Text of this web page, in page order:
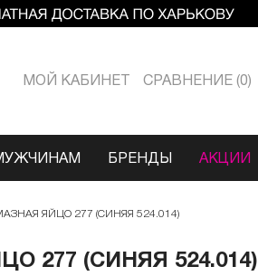
МОЙ КАБИНЕТ СРАВНЕНИЕ 0
БРЕНДЫ АКЦИИ
ЯЙЦО 277 (СИНЯЯ 524.014)
277 (СИНЯЯ 524.014)